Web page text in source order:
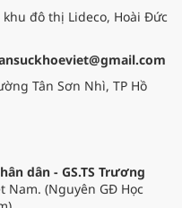
đô thị Lideco, Hoài Đức
Tân Sơn Nhì, TP Hồ
dân - GS.TS Trương
Nam. (Nguyên GĐ Học